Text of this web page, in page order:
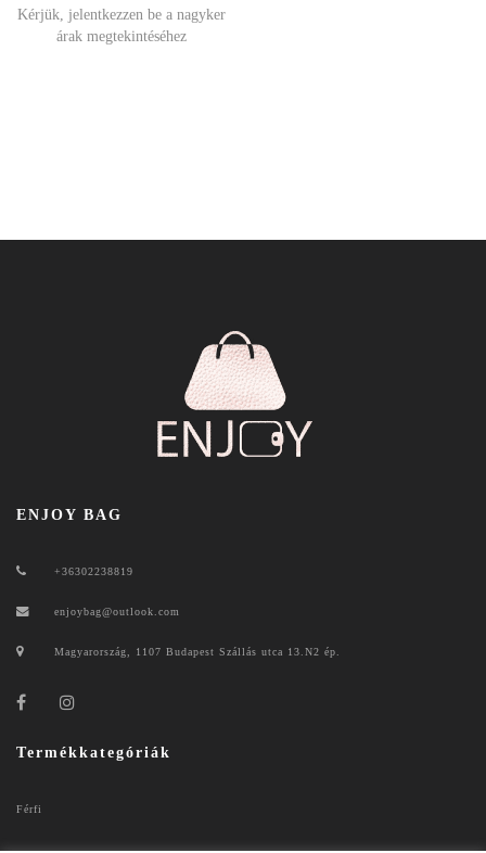
Kérjük, jelentkezzen be a nagyker
árak megtekintéséhez
ENJOY BAG
+36302238819
enjoybag@outlook.com
Magyarország, 1107 Budapest Szállás utca 13.N2 ép.
Termékkategóriák
Férfi